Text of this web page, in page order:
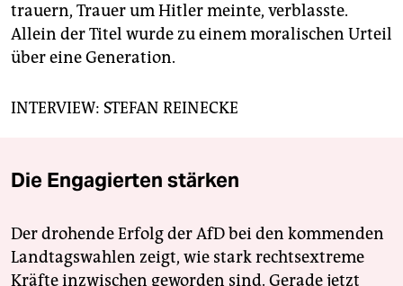
trauern, Trauer um Hitler meinte, verblasste.
Allein der Titel wurde zu einem moralischen Urteil
über eine Generation.
INTERVIEW: STEFAN REINECKE
Die Engagierten stärken
Der drohende Erfolg der AfD bei den kommenden
Landtagswahlen zeigt, wie stark rechtsextreme
Kräfte inzwischen geworden sind. Gerade jetzt